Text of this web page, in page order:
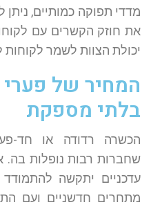
מדדי תפוקה כמותיים,
את חוזק הקשרים עם
יכולת הצוות לשמר לקוחות
המחיר של
בלתי מספקת
הכשרה רדודה או חד-
שחברות רבות נופלות
עדכניים יתקשה
מתחרים חדשניים ועם